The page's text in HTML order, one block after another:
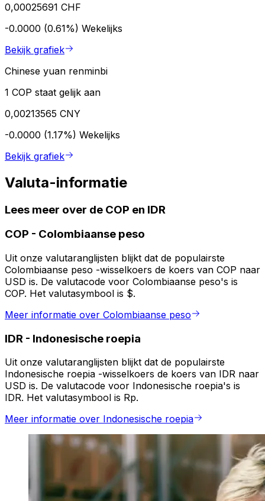
0,00025691 CHF
-0.0000 (0.61%) Wekelijks
Bekijk grafiek
Chinese yuan renminbi
1 COP staat gelijk aan
0,00213565 CNY
-0.0000 (1.17%) Wekelijks
Bekijk grafiek
Valuta-informatie
Lees meer over de COP en IDR
COP - Colombiaanse peso
Uit onze valutaranglijsten blijkt dat de populairste
Colombiaanse peso -wisselkoers de koers van COP naar
USD is. De valutacode voor Colombiaanse peso's is
COP. Het valutasymbool is $.
Meer informatie over Colombiaanse peso
IDR - Indonesische roepia
Uit onze valutaranglijsten blijkt dat de populairste
Indonesische roepia -wisselkoers de koers van IDR naar
USD is. De valutacode voor Indonesische roepia's is
IDR. Het valutasymbool is Rp.
Meer informatie over Indonesische roepia